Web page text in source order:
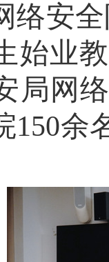
络安
始业
局网
150余